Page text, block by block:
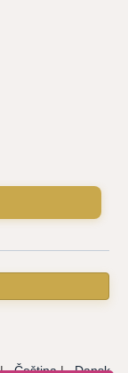
Čeština|Dansk